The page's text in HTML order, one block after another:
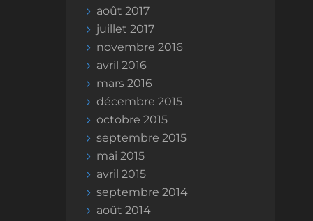
août 2017
juillet 2017
novembre 2016
avril 2016
mars 2016
décembre 2015
octobre 2015
septembre 2015
mai 2015
avril 2015
septembre 2014
août 2014